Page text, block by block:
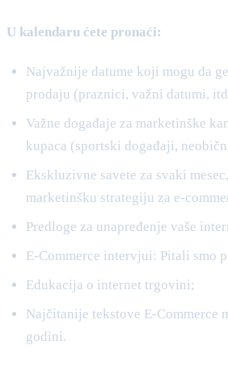
U kalendaru ćete pronaći:
Najvažnije datume koji mogu da
prodaju (praznici, važni datumi,
Važne događaje za marketinške
kupaca (sportski događaji,
Ekskluzivne savete za svaki
marketinšku strategiju za e-
Predloge za unapređenje vaše
E-Commerce intervjui: Pitali smo
Edukacija o internet trgovini;
Najčitanije tekstove E-Commerce
godini.